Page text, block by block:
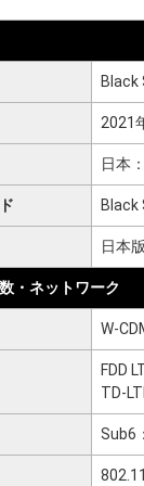
Black
2021
日本
Black
日本版
・ネットワーク
W-
FDD
TD-
Sub6